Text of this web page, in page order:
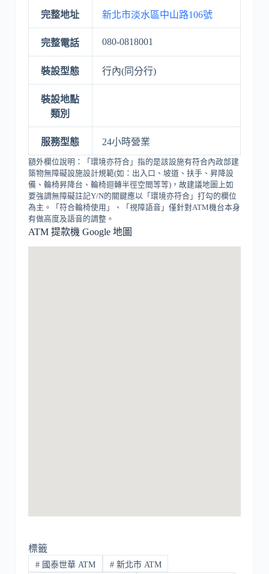
完整地址 新北市淡水區中山路106號
完整電話 080-0818001
裝設型態 行內(同分行)
裝設地點
類別
服務型態 24小時營業
額外欄位說明：「環境亦符合」指的是該設施有符合內政部建
築物無障礙設施設計規範(如：出入口、坡道、扶手、昇降設
備、輪椅昇降台、輪椅迴轉半徑空間等等)，故建議地圖上如
要強調無障礙註記Y/N的關鍵應以「環境亦符合」打勾的欄位
為主。「符合輪椅使用」、「視障語音」僅針對ATM機台本身
有做高度及語音的調整。
ATM 提款機 Google 地圖
標籤
#國泰世華 ATM #新北市 ATM